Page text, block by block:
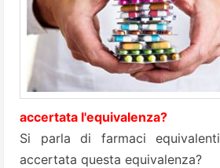
accertata l'equivalenza?
Si parla di farmaci
accertata questa equivalenza?